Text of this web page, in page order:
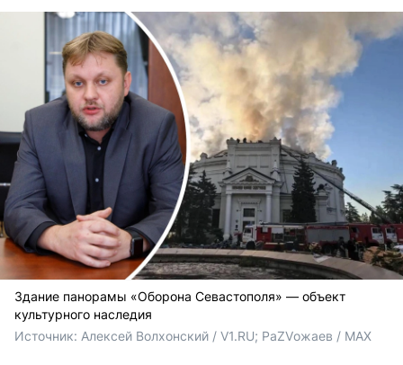
Здание панорамы «Оборона Севастополя» — объект
культурного наследия
Источник: Алексей Волхонский / V1.RU; РаZVожаев / MAX